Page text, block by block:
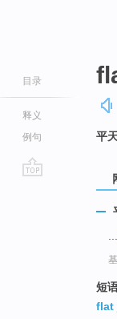
目录
释义
例句
平
短
flat